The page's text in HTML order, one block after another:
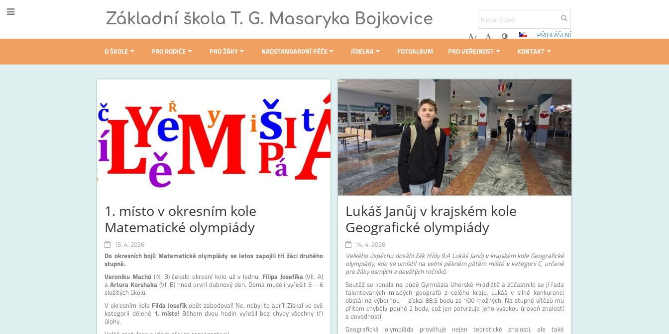
Základní škola T. G. Masaryka Bojkovice
+ -
PŘIHLÁŠENÍ
O ŠKOLE
PRO RODIČE PRO ŽÁKY NADSTANDARDNÍ PÉČE JÍDELNA FOTOALBUM PRO VEŘEJNOST KONTAKT
Novinky
1. místo v okresním kole
Matematické olympiády
15. 4. 2026
Do okresních bojů Matematické olympiády se letos zapojili tři žáci druhého
stupně.
Veroniku Machů (IX. B) čekalo okresní kolo už v lednu. Filipa Josefíka(VII. A)
aArtura Korshaka (VI. B) hned první dubnový den. Doma museli vyřešit 5 – 6
složitých úkolů.
V okresním kole Filda Josefíkopět zabodoval! Ne, nebyl to apríl! Získal ve své
kategorii dělené 1. místo! Během dvou hodin vyřešil bez chyby všechny tři
úlohy.
Lukáš Janůj v krajském kole
Geografické olympiády
14. 4. 2026
Velkého úspěchu dosáhl žák třídy 9.A Lukáš Janůj v krajském kole Geografické
olympiády, kde se umístil na velmi pěkném pátém místě v kategorii C, určené
pro žáky osmých a devátých ročníků.
Soutěž se konala na půdě Gymnázia Uherské Hradiště a zúčastnilo se jí řada
talentovaných mladých geografů z celého kraje. Lukáš v silné konkurenci
obstál na výbornou – získal 88,5 bodu ze 100 možných. Na stupně vítězů mu
přitom chyběly pouhé 2 body, což jen potvrzuje jeho vysokou úroveň znalostí
a dovedností.
Geografická olympiáda prověřuje nejen teoretické znalosti, ale také